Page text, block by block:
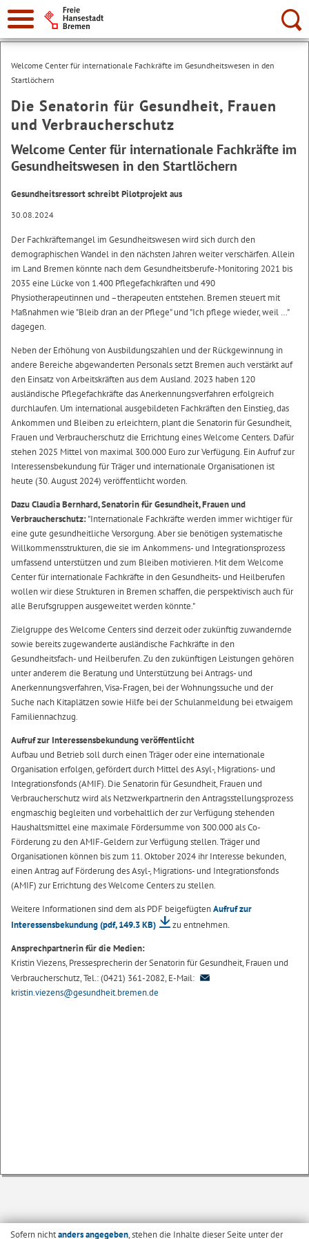
Suche:
Welcome Center für internationale Fachkräfte im Gesundheitswesen in den
Startlöchern
Die Senatorin für Gesundheit, Frauen
und Verbraucherschutz
Welcome Center für internationale Fachkräfte im
Gesundheitswesen in den Startlöchern
Gesundheitsressort schreibt Pilotprojekt aus
30.08.2024
Der Fachkräftemangel im Gesundheitswesen wird sich durch den
demographischen Wandel in den nächsten Jahren weiter verschärfen. Allein
im Land Bremen könnte nach dem Gesundheitsberufe-Monitoring 2021 bis
2035 eine Lücke von 1.400 Pflegefachkräften und 490
Physiotherapeutinnen und –therapeuten entstehen. Bremen steuert mit
Maßnahmen wie "Bleib dran an der Pflege" und "Ich pflege wieder, weil …"
dagegen.
Neben der Erhöhung von Ausbildungszahlen und der Rückgewinnung in
andere Bereiche abgewanderten Personals setzt Bremen auch verstärkt auf
den Einsatz von Arbeitskräften aus dem Ausland. 2023 haben 120
ausländische Pflegefachkräfte das Anerkennungsverfahren erfolgreich
durchlaufen. Um international ausgebildeten Fachkräften den Einstieg, das
Ankommen und Bleiben zu erleichtern, plant die Senatorin für Gesundheit,
Frauen und Verbraucherschutz die Errichtung eines Welcome Centers. Dafür
stehen 2025 Mittel von maximal 300.000 Euro zur Verfügung. Ein Aufruf zur
Interessensbekundung für Träger und internationale Organisationen ist
heute (30. August 2024) veröffentlicht worden.
Dazu Claudia Bernhard, Senatorin für Gesundheit, Frauen und
Verbraucherschutz:"Internationale Fachkräfte werden immer wichtiger für
eine gute gesundheitliche Versorgung. Aber sie benötigen systematische
Willkommensstrukturen, die sie im Ankommens- und Integrationsprozess
umfassend unterstützen und zum Bleiben motivieren. Mit dem Welcome
Center für internationale Fachkräfte in den Gesundheits- und Heilberufen
wollen wir diese Strukturen in Bremen schaffen, die perspektivisch auch für
alle Berufsgruppen ausgeweitet werden könnte."
Zielgruppe des Welcome Centers sind derzeit oder zukünftig zuwandernde
sowie bereits zugewanderte ausländische Fachkräfte in den
Gesundheitsfach- und Heilberufen. Zu den zukünftigen Leistungen gehören
unter anderem die Beratung und Unterstützung bei Antrags- und
Anerkennungsverfahren, Visa-Fragen, bei der Wohnungssuche und der
Suche nach Kitaplätzen sowie Hilfe bei der Schulanmeldung bei etwaigem
Familiennachzug.
Aufruf zur Interessensbekundung veröffentlicht
Aufbau und Betrieb soll durch einen Träger oder eine internationale
Organisation erfolgen, gefördert durch Mittel des Asyl-, Migrations- und
Integrationsfonds (AMIF). Die Senatorin für Gesundheit, Frauen und
Verbraucherschutz wird als Netzwerkpartnerin den Antragsstellungsprozess
engmaschig begleiten und vorbehaltlich der zur Verfügung stehenden
Haushaltsmittel eine maximale Fördersumme von 300.000 als Co-
Förderung zu den AMIF-Geldern zur Verfügung stellen. Träger und
Organisationen können bis zum 11. Oktober 2024 ihr Interesse bekunden,
einen Antrag auf Förderung des Asyl-, Migrations- und Integrationsfonds
(AMIF) zur Errichtung des Welcome Centers zu stellen.
Weitere Informationen sind dem als PDF beigefügtenAufruf zur
Interessensbekundung(pdf, 149.3 KB)
zu entnehmen.
Ansprechpartnerin für die Medien:
Kristin Viezens, Pressesprecherin der Senatorin für Gesundheit, Frauen und
Verbraucherschutz, Tel.: (0421) 361-2082, E-Mail:
kristin.viezens@gesundheit.bremen.de
Sofern nichtanders angegeben, stehen die Inhalte dieser Seite unter der